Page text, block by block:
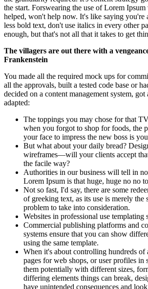
the start. Forswearing the use of Lorem
helped, won't help now. It's like saying you're
less bold text, don't use italics in every other
enough, but that's not all that it takes to get
The villagers are out there with a
Frankenstein
You made all the required mock ups for
all the approvals, built a tested code base or
decided on a content management system,
adapted:
The toppings you may chose for that
when you forgot to shop for foods, the
your face to impress the new boss is
But what about your daily bread?
wireframes—will your clients accept
the facile way?
Authorities in our business will tell in
Lorem Ipsum is that huge, huge no no
Not so fast, I'd say, there are some
of greeking text, as its use is merely the
problem to take into consideration.
Websites in professional use templating
Commercial publishing platforms and
systems ensure that you can show
using the same template.
When it's about controlling hundreds of
pages for web shops, or user profiles
them potentially with different sizes,
differing elements things can break,
have unintended consequences and